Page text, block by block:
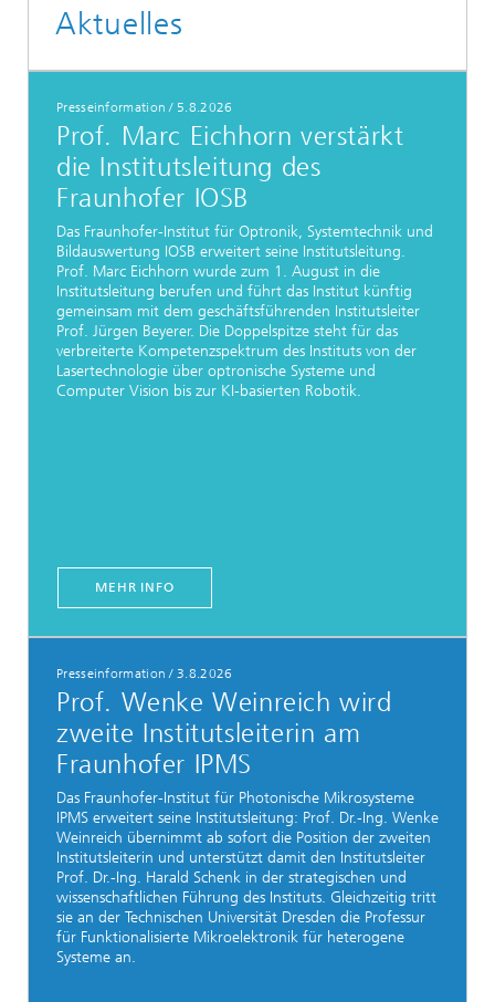
Aktuelles
Presseinformation / 5.8.2026
Prof. Marc Eichhorn verstärkt
die Institutsleitung des
Fraunhofer IOSB
Das Fraunhofer-Institut für Optronik, Systemtechnik und
Bildauswertung IOSB erweitert seine Institutsleitung.
Prof. Marc Eichhorn wurde zum 1. August in die
Institutsleitung berufen und führt das Institut künftig
gemeinsam mit dem geschäftsführenden Institutsleiter
Prof. Jürgen Beyerer. Die Doppelspitze steht für das
verbreiterte Kompetenzspektrum des Instituts von der
Lasertechnologie über optronische Systeme und
Computer Vision bis zur KI-basierten Robotik.
MEHR INFO
Presseinformation / 3.8.2026
Prof. Wenke Weinreich wird
zweite Institutsleiterin am
Fraunhofer IPMS
Das Fraunhofer-Institut für Photonische Mikrosysteme
IPMS erweitert seine Institutsleitung: Prof. Dr.-Ing. Wenke
Weinreich übernimmt ab sofort die Position der zweiten
Institutsleiterin und unterstützt damit den Institutsleiter
Prof. Dr.-Ing. Harald Schenk in der strategischen und
wissenschaftlichen Führung des Instituts. Gleichzeitig tritt
sie an der Technischen Universität Dresden die Professur
für Funktionalisierte Mikroelektronik für heterogene
Systeme an.